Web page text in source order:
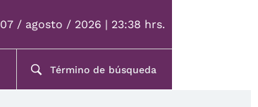
07 / agosto / 2026 | 23:38 hrs.